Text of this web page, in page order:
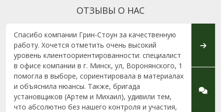
ОТЗЫВЫ О НАС
Спасибо компании Грин-Стоун за качественную
работу. Хочется отметить очень высокий
уровень клиентоориентированности: специалист
в офисе компании в г. Минск, ул, Воронянского, 1
помогла в выборе, сориентировала в материалах
и объяснила нюансы. Также, бригада
установщиков (Артем и Михаил), удивили тем,
что абсолютно без нашего контроля и участия,